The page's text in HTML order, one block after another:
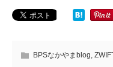
BPSなかやまblog